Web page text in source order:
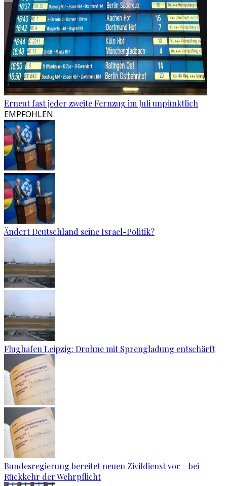
Erneut fast jeder zweite Fernzug im Juli unpünktlich
EMPFOHLEN
Ändert Deutschland seine Israel-Politik?
Flughafen Leipzig: Drohne mit Sprengladung entschärft
Bundesregierung bereitet neuen Zivildienst vor - bei
Rückkehr der Wehrpflicht